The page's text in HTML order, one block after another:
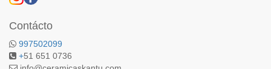
Contácto
997502099
+51 651 0736